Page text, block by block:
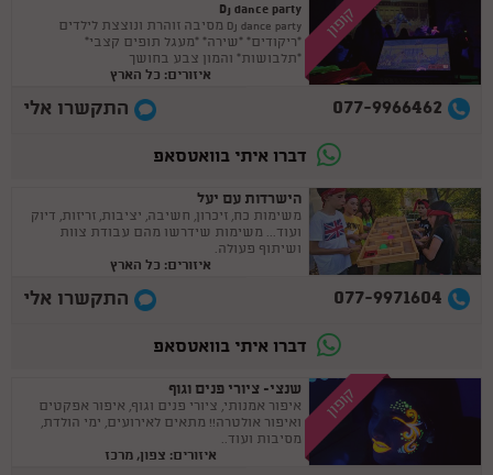
קופון Dj dance party
Dj dance party מסיבה זוהרת ונוצצת לילדים
*ריקודים* *שירה* *מעגל תופים קצבי*
*תלבושות* והמון צבע בחושך
איזורים: כל הארץ
077-9966462 התקשרו אלי
דברו איתי בוואטסאפ
הישרדות עם יעל
משימות כח, זיכרון, חשיבה, יציבות, זריזות, דיוק
ועוד... משימות שידרשו מהם עבודת צוות
ושיתוף פעולה.
איזורים: כל הארץ
077-9971604 התקשרו אלי
דברו איתי בוואטסאפ
קופון שנצי- ציורי פנים וגוף
איפור אמנותי, ציורי פנים וגוף, איפור אפקטים
ואיפור אולטרה!! מתאים לאירועים, ימי הולדת,
מסיבות ועוד..
איזורים: צפון, מרכז